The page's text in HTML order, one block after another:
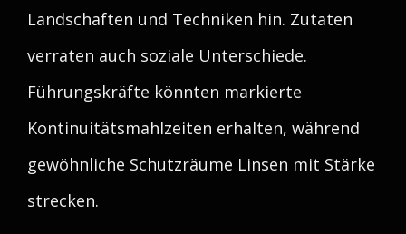
Landschaften und Techniken hin. Zutaten
verraten auch soziale Unterschiede.
Führungskräfte könnten markierte
Kontinuitätsmahlzeiten erhalten, während
gewöhnliche Schutzräume Linsen mit Stärke
strecken.